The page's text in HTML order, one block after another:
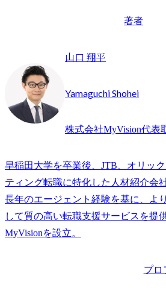
著者
山口 翔平
Yamaguchi Shohei
株式会社MyVision代表
早稲田大学を卒業後、JTB、オリッ
ティング転職に特化した人材紹介会
長年のエージェント経験を基に、よ
して質の高い転職支援サービスを提
プロ